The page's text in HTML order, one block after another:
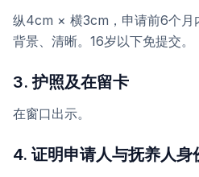
纵4cm × 横3cm，申请前6个月
背景、清晰。16岁以下免提交。
3. 护照及在留卡
在窗口出示。
4. 证明申请人与抚养人身